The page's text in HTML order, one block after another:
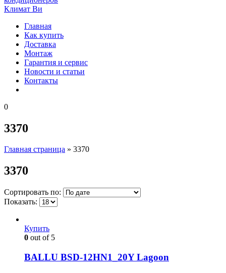
Главная
Как купить
Доставка
Монтаж
Гарантия и сервис
Новости и статьи
Контакты
0
3370
Главная страница » 3370
3370
Сортировать по:
Показать:
Купить
0 out of 5
BALLU BSD-12HN1_20Y Lagoon